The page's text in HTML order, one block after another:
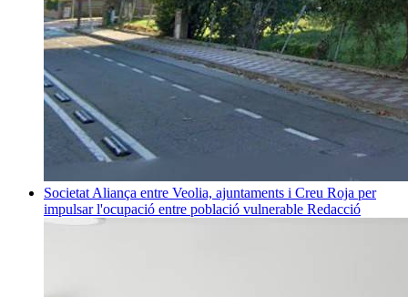
Societat Aliança entre Veolia, ajuntaments i Creu Roja per
impulsar l'ocupació entre població vulnerable Redacció